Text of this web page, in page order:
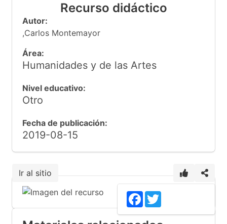
Recurso didáctico
Autor:
,Carlos Montemayor
Área:
Humanidades y de las Artes
Nivel educativo:
Otro
Fecha de publicación:
2019-08-15
Ir al sitio
Facebook